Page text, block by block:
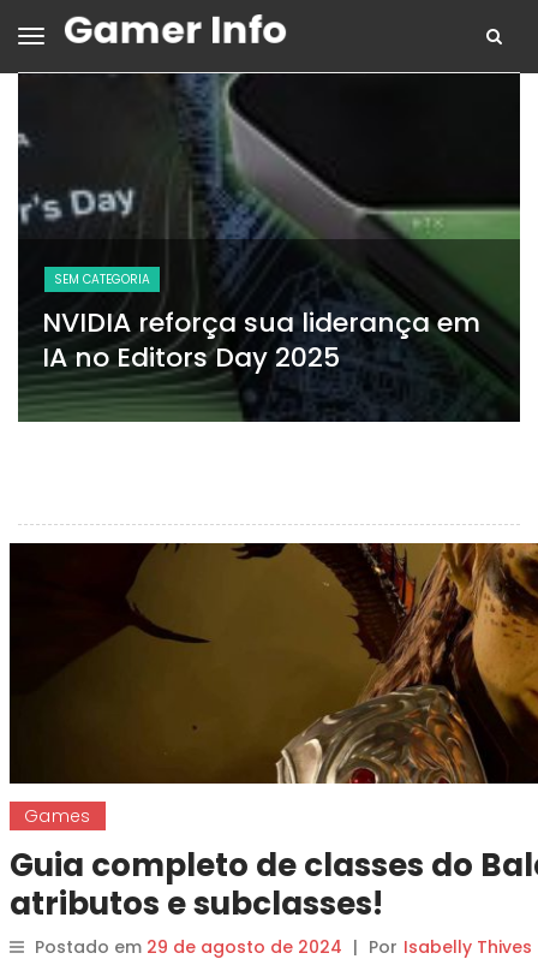
SEM CATEGORIA
NVIDIA reforça sua liderança em
IA no Editors Day 2025
Games
Guia completo de classes do
atributos e subclasses!
Postado em 29 de agosto de 2024 | Por Isabelly Thives